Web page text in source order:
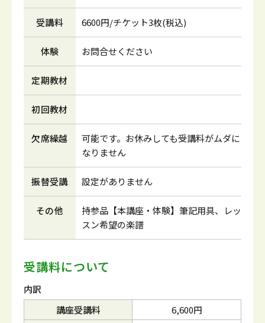
受講料 6600円/チケット3枚(税込)
体験 お問合せください
定期教材
初回教材
欠席繰越
可能です。お休みしても受講料がムダに
なりません
振替受講 設定がありません
その他
持参品【本講座・体験】筆記用具、レッ
スン希望の楽譜
受講料について
内訳
講座受講料
6,600円